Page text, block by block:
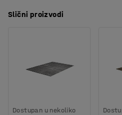
Slični proizvodi
Dostupan u nekoliko